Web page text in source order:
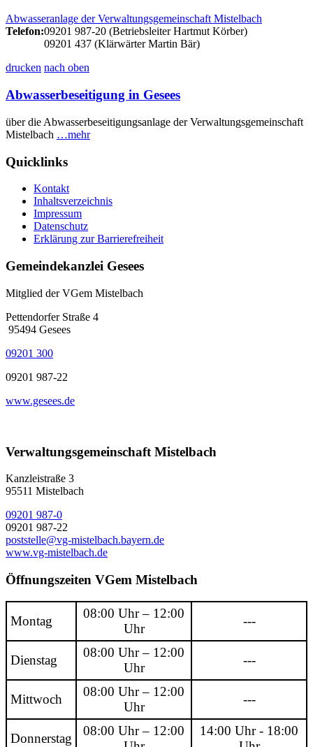
Abwasseranlage der Verwaltungsgemeinschaft Mistelbach
Telefon:09201 987-20 (Betriebsleiter Hartmut Körber)
09201 437 (Klärwärter Martin Bär)
drucken nach oben
Abwasserbeseitigung in Gesees
über die Abwasserbeseitigungsanlage der Verwaltungsgemeinschaft
Mistelbach …mehr
Quicklinks
Kontakt
Inhaltsverzeichnis
Impressum
Datenschutz
Erklärung zur Barrierefreiheit
Gemeindekanzlei Gesees
Mitglied der VGem Mistelbach
Pettendorfer Straße 4
95494 Gesees
09201 300
09201 987-22
www.gesees.de
Verwaltungsgemeinschaft Mistelbach
Kanzleistraße 3
95511 Mistelbach
09201 987-0
09201 987-22
poststelle@vg-mistelbach.bayern.de
www.vg-mistelbach.de
Öffnungszeiten VGem Mistelbach
Montag
08:00 Uhr – 12:00
Uhr
---
Dienstag
08:00 Uhr – 12:00
Uhr
---
Mittwoch
08:00 Uhr – 12:00
Uhr
---
Donnerstag
08:00 Uhr – 12:00
14:00 Uhr - 18:00